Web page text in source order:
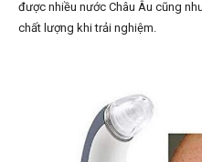
được nhiều nước Châu Âu cũng
chất lượng khi trải nghiệm.